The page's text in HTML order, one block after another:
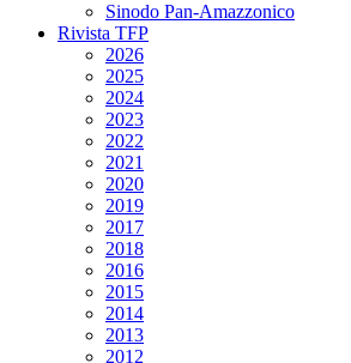
Sinodo Pan-Amazzonico
Rivista TFP
2026
2025
2024
2023
2022
2021
2020
2019
2017
2018
2016
2015
2014
2013
2012